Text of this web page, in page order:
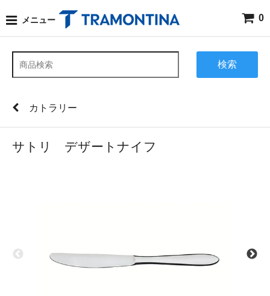
メニュー 0
検索
カトラリー
サトリ デザートナイフ